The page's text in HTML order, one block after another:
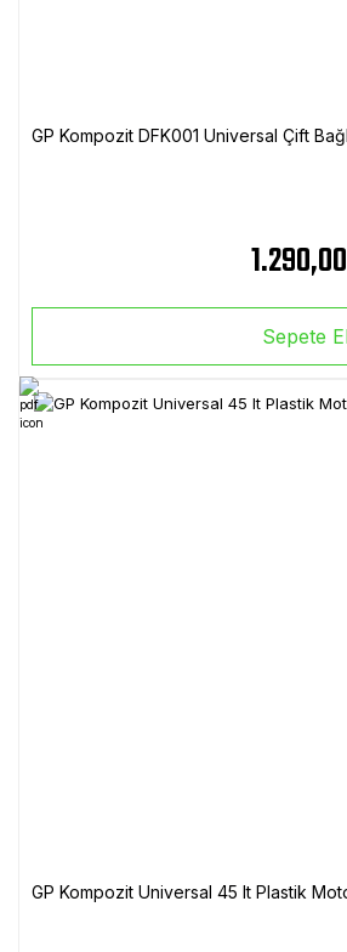
GP Kompozit DFK001 Universal Çift
Sepete
GP Kompozit Universal 45 lt Plastik